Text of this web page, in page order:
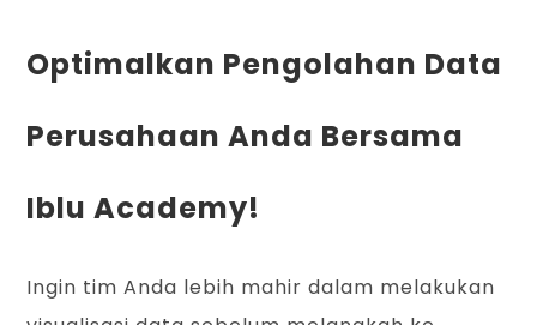
Optimalkan Pengolahan Data
Perusahaan Anda Bersama
Iblu Academy!
Ingin tim Anda lebih mahir dalam melakukan